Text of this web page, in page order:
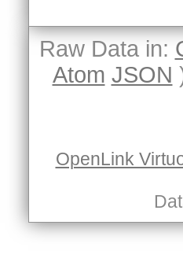
Raw Data in:
Atom JSON
OpenLink